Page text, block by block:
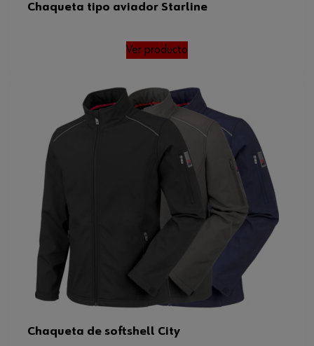
Chaqueta tipo aviador Starline
Ver producto
Chaqueta de softshell City